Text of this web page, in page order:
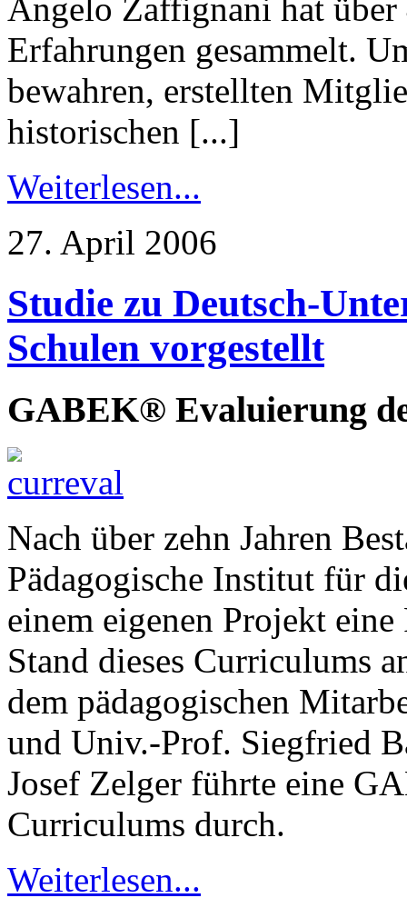
Angelo Zaffignani hat über
Erfahrungen gesammelt.
bewahren, erstellten
historischen [...]
Weiterlesen...
27. April 2006
Studie zu Deutsch-
Schulen vorgestellt
GABEK® Evaluierung
Nach über zehn Jahren
Pädagogische Institut für
einem eigenen Projekt
Stand dieses Curriculums
dem pädagogischen
und Univ.-Prof. Siegfried
Josef Zelger führte eine
Curriculums durch.
Weiterlesen...